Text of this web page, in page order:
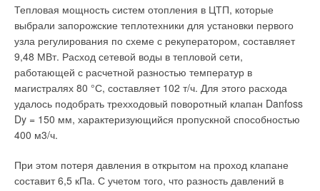
Тепловая мощность систем отопления в ЦТП, которые
выбрали запорожские теплотехники для установки первого
узла регулирования по схеме с рекуператором, составляет
9,48 МВт. Расход сетевой воды в тепловой сети,
работающей с расчетной разностью температур в
магистралях 80 °С, составляет 102 т/ч. Для этого расхода
удалось подобрать трехходовый поворотный клапан Danfoss
Dy = 150 мм, характеризующийся пропускной способностью
400 м3/ч.
При этом потеря давления в открытом на проход клапане
составит 6,5 кПа. С учетом того, что разность давлений в
их замену так или иначе придется платить самим
собственникам жилья или организациям, которые согласятся
поддержать малоимущих граждан.
В перспективе все капиталовложения окупаются: практика
показывает, что тотальное введение системы
энергосбережения приводит к уменьшению потребления и,
соответственно, даже к сокращению фактических доходов
поставщиков тепла. «Однако в целом выстраивание
позитивно, — отмечает президент КЭС Михаил Слободин. —
Спустя 3–5 лет мы сможем повысить свою эффективность».
Текст комментария